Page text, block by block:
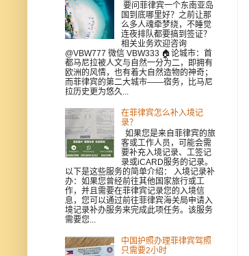
要问菲律宾一个东南亚岛
国到底哪里好？之前让那
么多人魂牵梦绕，不睡觉
连夜排队都要搞到签证？
相关业务欢迎咨询
@VBW777 微信 VBW333 🏠论城市：首
都马尼拉被人文与自然一分为二，即拥有
欧洲的风情，也有着大自然造物的神奇；
而菲律宾的第二大城市——宿务，比马尼
拉历史更为悠久...
在菲律宾怎么补入境记
录？
如果您是来自菲律宾的旅
客或工作人员，可能会需
要补充入境记录、工签记
录或iCARD服务的记录。
以下是这些服务的简单介绍： 入境记录补
办：如果您曾经前往其他国家旅行或工
作，并且需要在菲律宾记录您的入境信
息，您可以通过前往菲律宾海关局申请入
境记录补办服务来完成此项任务。该服务
需要您...
中国护照办理菲律宾驾照
只需要2小时